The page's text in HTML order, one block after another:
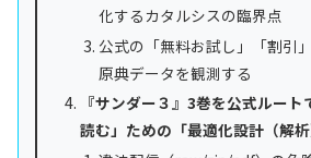
化するカタルシスの臨界点
公式の「無料お試し」「割引
原典データを観測する
『サンダー３』3巻を公式ルー
読む」ための「最適化設計（解析